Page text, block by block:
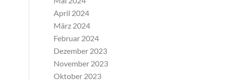
April 2024
März 2024
Februar 2024
Dezember 2023
November 2023
Oktober 2023